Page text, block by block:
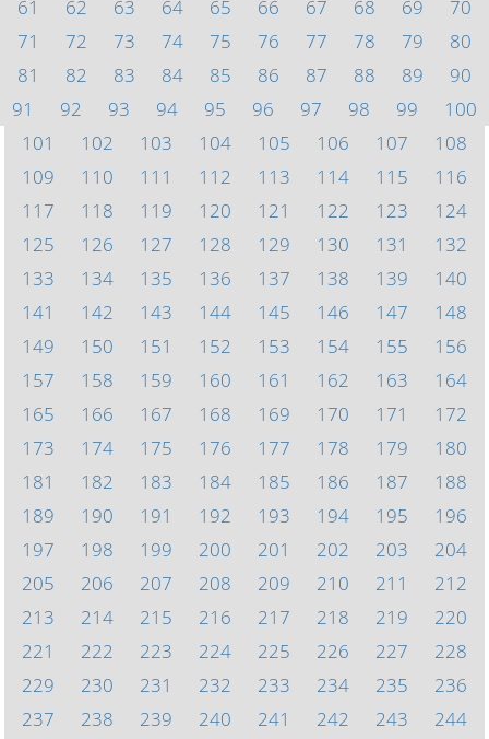
61
62 63 64 65 66 67 68 69
70
71
72 73 74 75 76 77 78 79
80
81
82 83 84 85 86 87 88 89
90
91
92 93 94 95 96 97 98 99
100
101
102 103 104 105 106 107
108
109
110 111 112 113 114 115
116
117
118 119 120 121 122 123
124
125
126 127 128 129 130 131
132
133
134 135 136 137 138 139
140
141
142 143 144 145 146 147
148
149
150 151 152 153 154 155
156
157
158 159 160 161 162 163
164
165
166 167 168 169 170 171
172
173
174 175 176 177 178 179
180
181
182 183 184 185 186 187
188
189
190 191 192 193 194 195
196
197
198 199 200 201 202 203
204
205
206 207 208 209 210 211
212
213
214 215 216 217 218 219
220
221
222 223 224 225 226 227
228
229
230 231 232 233 234 235
236
237
238 239 240 241 242 243
244